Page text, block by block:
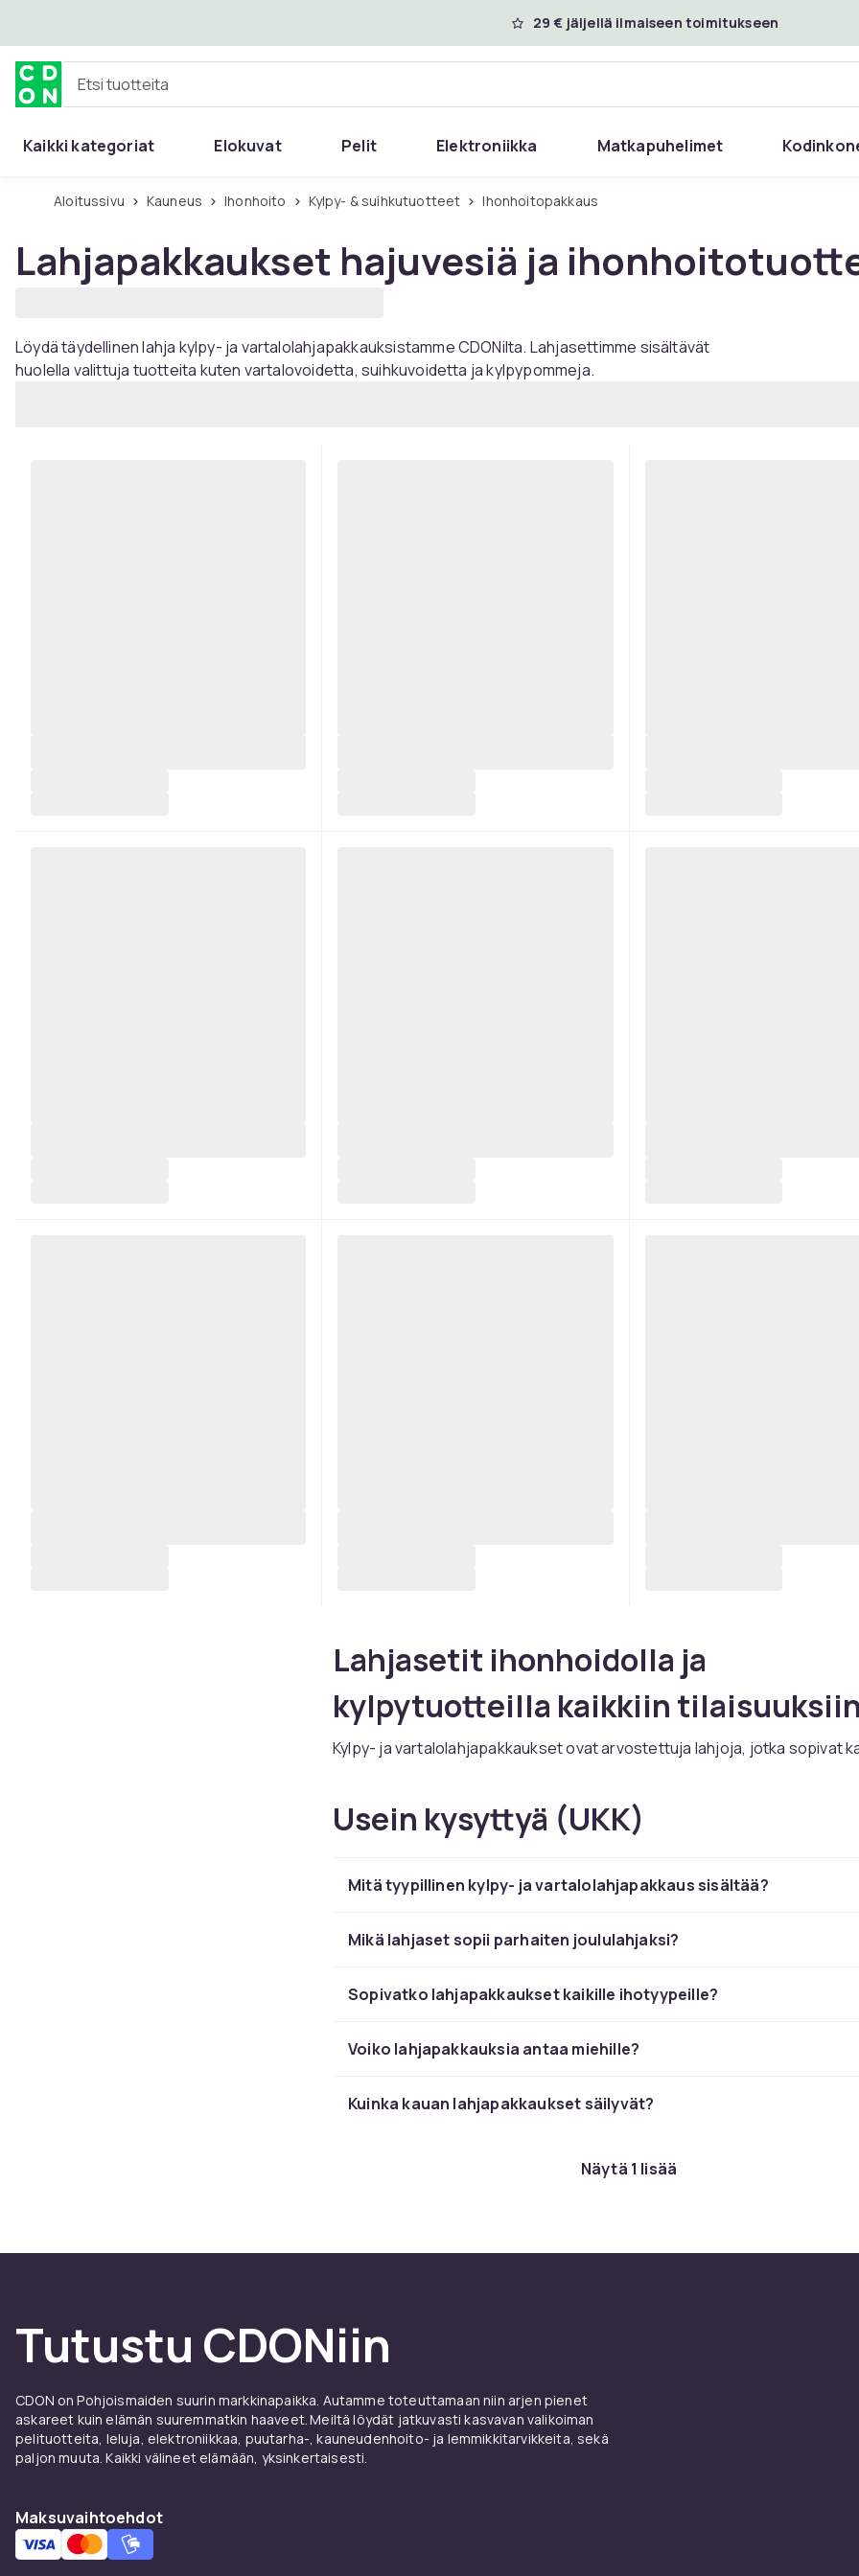
29 € jäljellä ilmaiseen toimitukseen
Etsi tuotteita
Kaikki kategoriat Elokuvat Pelit Elektroniikka Matkapuhelimet
Aloitussivu Kauneus Ihonhoito Kylpy- & suihkutuotteet Ihonhoitopakkaus
Lahjapakkaukset hajuvesiä ja
Löydä täydellinen lahja kylpy- ja vartalolahjapakkauksistamme CDONilta. Lahjasettimme sisältävät
huolella valittuja tuotteita kuten vartalovoidetta, suihkuvoidetta ja kylpypommeja.
Lahjasetit ihonhoidolla ja
kylpytuotteilla kaikkiin
Kylpy- ja vartalolahjapakkaukset ovat arvostettuja lahjoja, jotka sopivat
Ylellisiä lahjasettiä, jotka
välittämistä
Anna lahjaksi rentoutumisen ja hyvinvoinnin hetki. Lahjasettimme ovat
Usein kysyttyä (UKK)
Mitä tyypillinen kylpy- ja vartalolahjapakkaus sisältää?
Mikä lahjaset sopii parhaiten joululahjaksi?
Sopivatko lahjapakkaukset kaikille ihotyypeille?
Voiko lahjapakkauksia antaa miehille?
Kuinka kauan lahjapakkaukset säilyvät?
Näytä 1 lisää
Tutustu CDONiin
CDON on Pohjoismaiden suurin markkinapaikka. Autamme toteuttamaan niin arjen pienet
askareet kuin elämän suuremmatkin haaveet. Meiltä löydät jatkuvasti kasvavan valikoiman
pelituotteita, leluja, elektroniikkaa, puutarha-, kauneudenhoito- ja lemmikkitarvikkeita, sekä
paljon muuta. Kaikki välineet elämään, yksinkertaisesti.
Maksuvaihtoehdot